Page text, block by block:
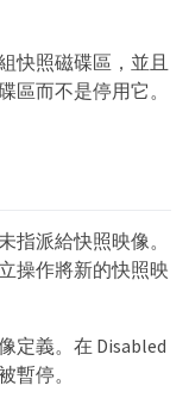
快照磁碟區，並且
區而不是停用它。
指派給快照映像。
操作將新的快照映
定義。在 Disabled
暫停。